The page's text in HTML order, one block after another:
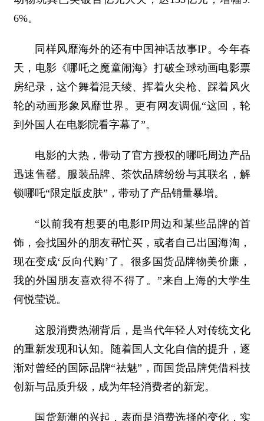
6%。
同样风靡海外的还有中国神话故事IP。今年春
天，电影《哪吒之魔童闹海》打破全球动画电影票
房纪录，这个舞着混天绫、挥着火尖枪、踩着风火
轮的动画形象风靡世界。更有网友调侃“这回，轮
到外国人在电影院看字幕了”。
电影的大热，带动了官方授权的哪吒周边产品
迅速售罄。服装品牌、茶饮品牌纷纷与其联名，解
锁哪吒“限定版皮肤”，带动了产品销量暴增。
“以前我有想要的电影IP周边和某些品牌的首
饰，会找国外的朋友帮忙买，或者自己出国海淘，
现在变成‘反向代购’了。很多国货品牌物美价廉，
我的外国朋友喜欢得不得了。”来自上海的大学生
何悦莹说。
这股消费热潮背后，是当代年轻人对传统文化
的重新发现和认知。随着国人文化自信的提升，逐
渐对曾经的国际品牌“祛魅”，而国货品牌凭借科技
创新与品质升级，成为年轻消费者的新宠。
国货新潮的兴起，表面是消费选择的变化，实